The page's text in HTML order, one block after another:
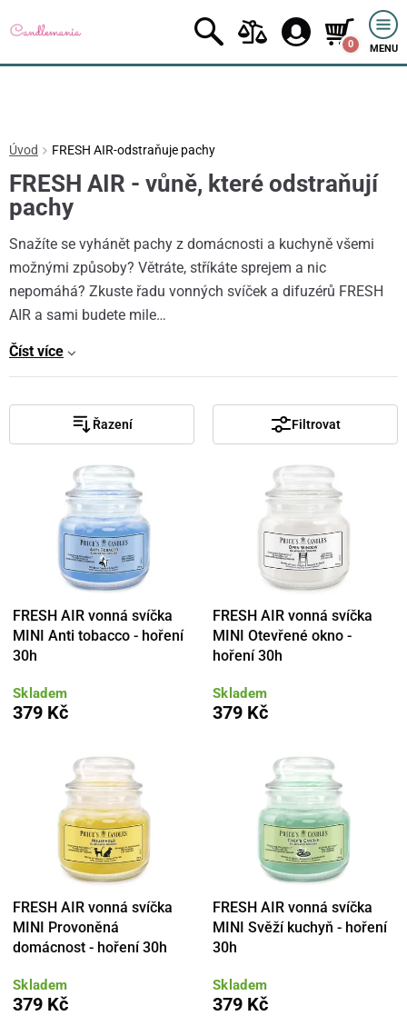
0 MENU
Úvod FRESH AIR-odstraňuje pachy
FRESH AIR - vůně, které odstraňují
pachy
Snažíte se vyhánět pachy z domácnosti a kuchyně všemi
možnými způsoby? Větráte, stříkáte sprejem a nic
nepomáhá? Zkuste řadu vonných svíček a difuzérů FRESH
AIR a sami budete mile…
Číst více
Řazení Filtrovat
FRESH AIR vonná svíčka
MINI Anti tobacco - hoření
30h
Skladem
379 Kč
FRESH AIR vonná svíčka
MINI Otevřené okno -
hoření 30h
Skladem
379 Kč
FRESH AIR vonná svíčka
MINI Provoněná
domácnost - hoření 30h
Skladem
379 Kč
FRESH AIR vonná svíčka
MINI Svěží kuchyň - hoření
30h
Skladem
379 Kč